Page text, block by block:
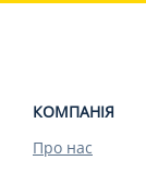
КОМПАНІЯ
Про нас